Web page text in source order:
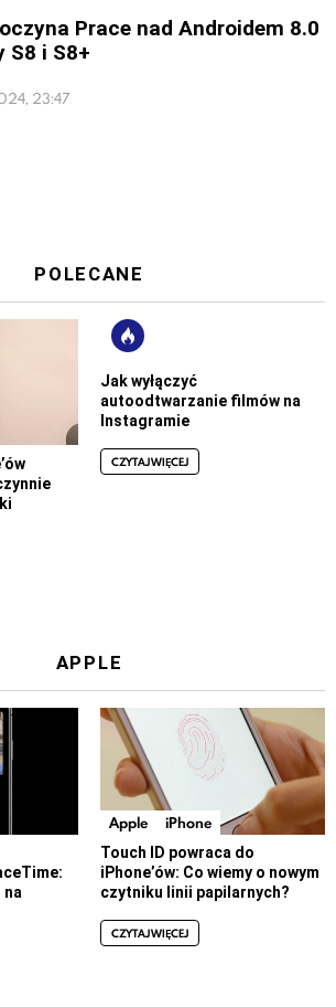
Prace nad Androidem 8.0
S8 i S8+
23:47
POLECANE
Jak wyłączyć
autoodtwarzanie filmów na
Instagramie
CZYTAJ WIĘCEJ
APPLE
na
Apple iPhone
Touch ID powraca do
iPhone’ów: Co wiemy o nowym
czytniku linii papilarnych?
CZYTAJ WIĘCEJ